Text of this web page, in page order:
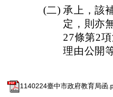
(二) 承上，該
定，則亦
27條第2
理由公開
1140224臺中市政府教育局函